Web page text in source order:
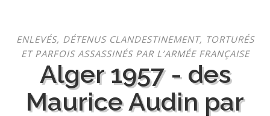
contenu
ENLEVÉS, DÉTENUS CLANDESTINEMENT, TORTURÉS
ET PARFOIS ASSASSINÉS PAR L’ARMÉE FRANÇAISE
Alger 1957 - des
Maurice Audin par